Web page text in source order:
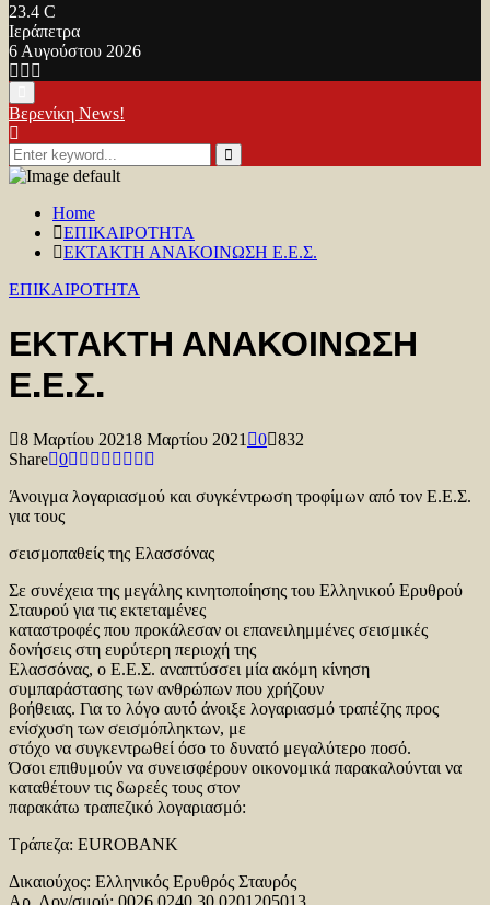
23.4 C
Ιεράπετρα
6 Αυγούστου 2026
Facebook
Twitter
Menu
Βερενίκη News!
Search
for:
Search
Home
ΕΠΙΚΑΙΡΟΤΗΤΑ
ΕΚΤΑΚΤΗ ΑΝΑΚΟΙΝΩΣΗ Ε.Ε.Σ.
ΕΠΙΚΑΙΡΟΤΗΤΑ
ΕΚΤΑΚΤΗ ΑΝΑΚΟΙΝΩΣΗ
Ε.Ε.Σ.
8 Μαρτίου 20218 Μαρτίου 2021 0 832
Share 0
Άνοιγμα λογαριασμού και συγκέντρωση τροφίμων από τον Ε.Ε.Σ.
για τους
σεισμοπαθείς της Ελασσόνας
Σε συνέχεια της μεγάλης κινητοποίησης του Ελληνικού Ερυθρού
Σταυρού για τις εκτεταμένες
καταστροφές που προκάλεσαν οι επανειλημμένες σεισμικές
δονήσεις στη ευρύτερη περιοχή της
Ελασσόνας, ο Ε.Ε.Σ. αναπτύσσει μία ακόμη κίνηση
συμπαράστασης των ανθρώπων που χρήζουν
βοήθειας. Για το λόγο αυτό άνοιξε λογαριασμό τραπέζης προς
ενίσχυση των σεισμόπληκτων, με
στόχο να συγκεντρωθεί όσο το δυνατό μεγαλύτερο ποσό.
Όσοι επιθυμούν να συνεισφέρουν οικονομικά παρακαλούνται να
καταθέτουν τις δωρεές τους στον
παρακάτω τραπεζικό λογαριασμό:
Τράπεζα: EUROBANK
Δικαιούχος: Ελληνικός Ερυθρός Σταυρός
Αρ. Λογ/σμού: 0026.0240.30.0201205013